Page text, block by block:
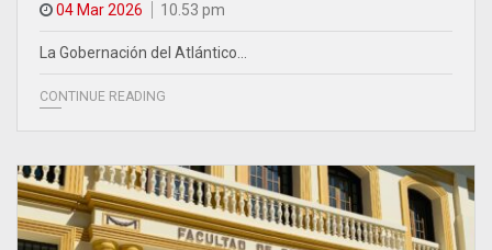
04 Mar 2026 10.53 pm
La Gobernación del Atlántico…
CONTINUE READING